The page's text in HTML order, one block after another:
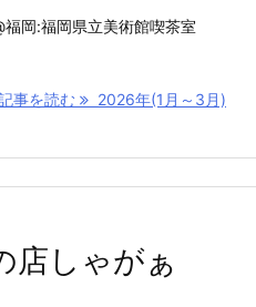
岡:福岡県立美術館喫茶室
事を読む
2026年(1月～3月)
店しゃがぁ